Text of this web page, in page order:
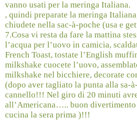
vanno usati per la meringa Italiana.
, quindi preparate la meringa
chiudete nella sac-à-poche (usa e
7.Cosa vi resta da fare la mattina
l’acqua per l’uovo in camicia,
French Toast, tostate l’English
milkshake cuocete l’uovo,
milkshake nel bicchiere, decorate
(dopo aver tagliato la punta alla sa-
cannello!!! Nel giro di 20 minuti
all’Americana….. buon
cucina la sera prima )!!!